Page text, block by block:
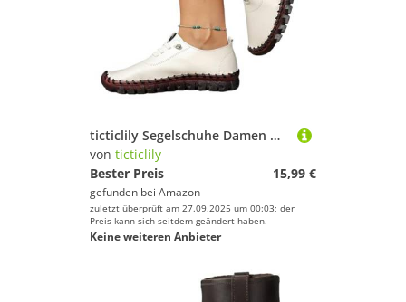
ticticlily Segelschuhe Damen Mokassins Casual Loafers Komfort Leder Flache Schnürschuhe Bootsschuhe Bequem rutschfest Flache Fahren Halbschuhe Casual Slippers A Weiß 35 EU
von ticticlily
Bester Preis
15,99 €
gefunden bei Amazon
zuletzt überprüft am 27.09.2025 um 00:03; der
Preis kann sich seitdem geändert haben.
Keine weiteren Anbieter